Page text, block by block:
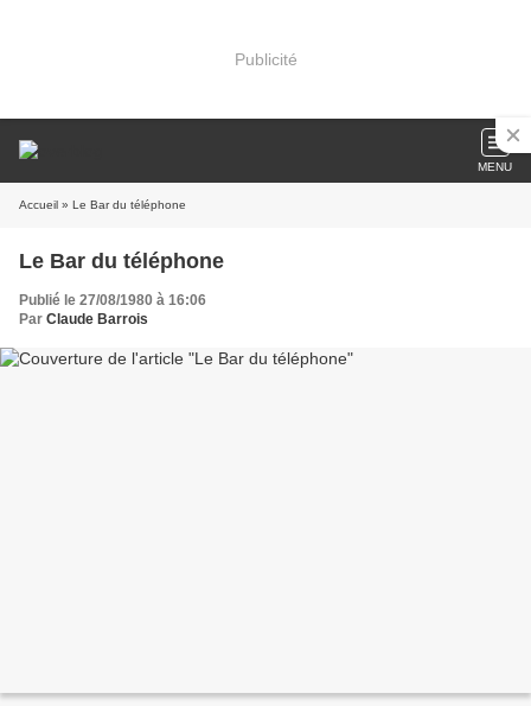
Publicité
MENU
Accueil » Le Bar du téléphone
Le Bar du téléphone
Publié le 27/08/1980 à 16:06
Par Claude Barrois